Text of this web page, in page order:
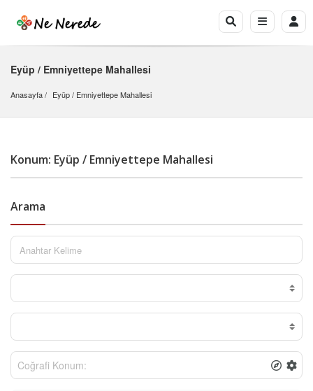
Eyüp / Emniyettepe Mahallesi
Anasayfa Eyüp / Emniyettepe Mahallesi
Konum: Eyüp / Emniyettepe Mahallesi
Arama